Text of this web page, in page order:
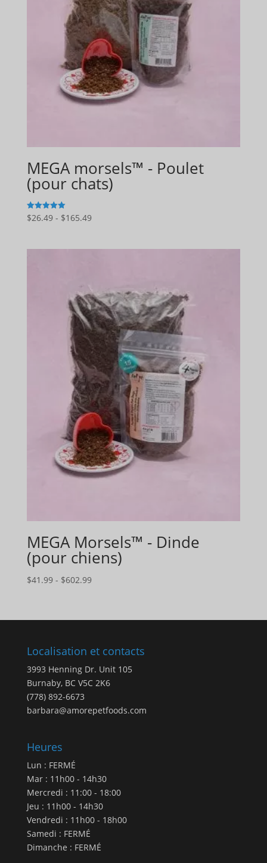
MEGA morsels™ - Poulet
(pour chats)
5
sur 5
$26.49 - $165.49Gamme
$165.49
MEGA Morsels™ - Dinde
(pour chiens)
$41.99 - $602.99Gamme
:
à
Localisation et contacts
3993 Henning Dr. Unit 105
Burnaby, BC V5C 2K6
(778) 892-6673
barbara@amorepetfoods.com
Heures
Lun : FERMÉ
Mar : 11h00 - 14h30
Mercredi : 11:00 - 18:00
Jeu : 11h00 - 14h30
Vendredi : 11h00 - 18h00
Samedi : FERMÉ
Dimanche : FERMÉ